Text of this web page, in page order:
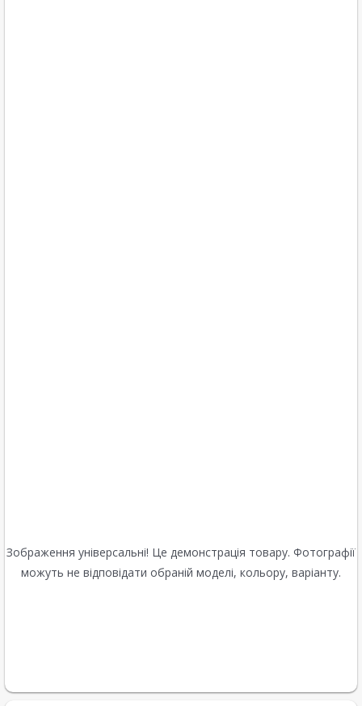
Зображення універсальні! Це демонстрація товару. Фотографії
можуть не відповідати обраній моделі, кольору, варіанту.